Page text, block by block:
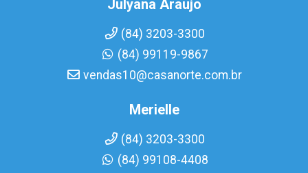
Julyana Araujo
(84) 3203-3300
(84) 99119-9867
vendas10@casanorte.com.br
Merielle
(84) 3203-3300
(84) 99108-4408